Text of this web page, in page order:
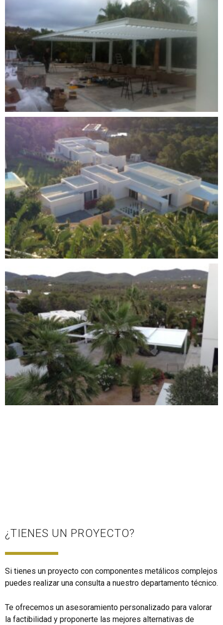
¿TIENES UN PROYECTO?
Si tienes un proyecto con componentes metálicos complejos
puedes realizar una consulta a nuestro departamento técnico.
Te ofrecemos un asesoramiento personalizado para valorar
la factibilidad y proponerte las mejores alternativas de